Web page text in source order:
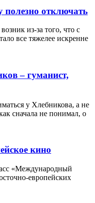
отключать
из-за того, что с
все тяжелее искренне
– гуманист,
у Хлебникова, а не
сначала не понимал, о
кино
«Международный
европейских